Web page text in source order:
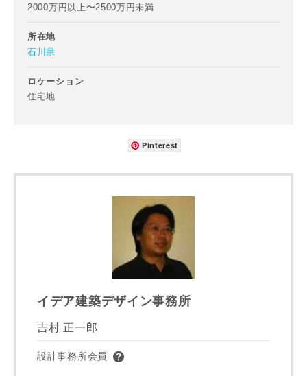
2000万円以上〜2500万円未満
所在地
石川県
ロケーション
住宅地
Pinterest
イデア建築デザイン事務所
吉村 正一郎
設計事務所会員